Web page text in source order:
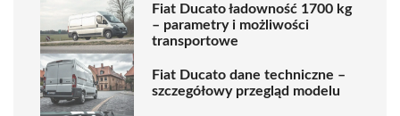
Fiat Ducato ładowność 1700 kg
– parametry i możliwości
transportowe
Fiat Ducato dane techniczne –
szczegółowy przegląd modelu